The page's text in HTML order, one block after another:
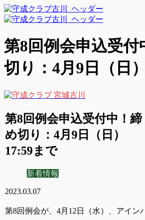
第8回例会申込受付
切り：4月9日（日
第8回例会申込受付中！締
め切り：4月9日（日）
17:59まで
新着情報
2023.03.07
第8回例会が、4月12日（水）、 アイン